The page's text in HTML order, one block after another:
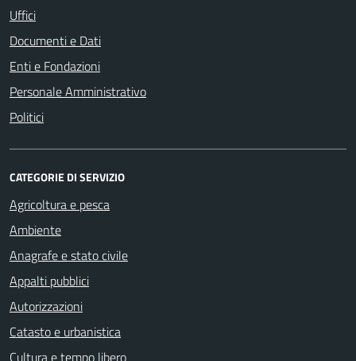
Uffici
Documenti e Dati
Enti e Fondazioni
Personale Amministrativo
Politici
CATEGORIE DI SERVIZIO
Agricoltura e pesca
Ambiente
Anagrafe e stato civile
Appalti pubblici
Autorizzazioni
Catasto e urbanistica
Cultura e tempo libero